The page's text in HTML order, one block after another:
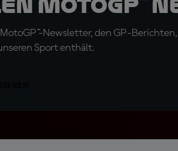
MotoGP™
Newsletter, den GP-
Sport enthält.